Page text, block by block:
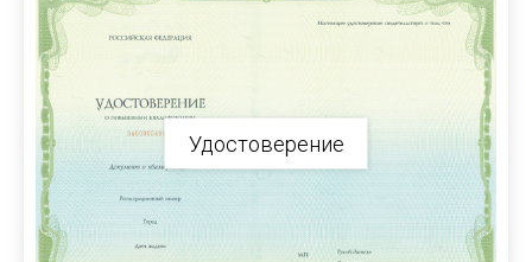
Удостоверение